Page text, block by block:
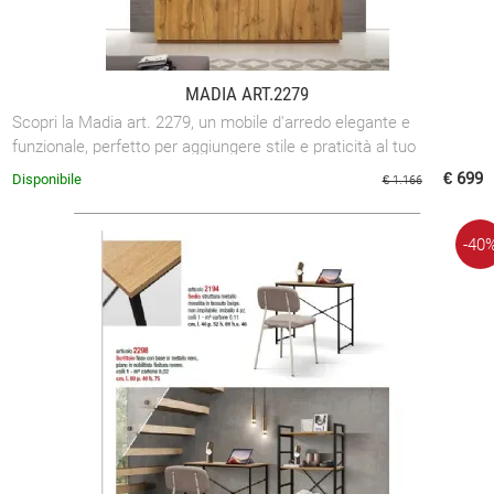
MADIA ART.2279
Scopri la Madia art. 2279, un mobile d'arredo elegante e
funzionale, perfetto per aggiungere stile e praticità al tuo
ambiente domestico.
€ 1.166 € 699
Disponibile
-